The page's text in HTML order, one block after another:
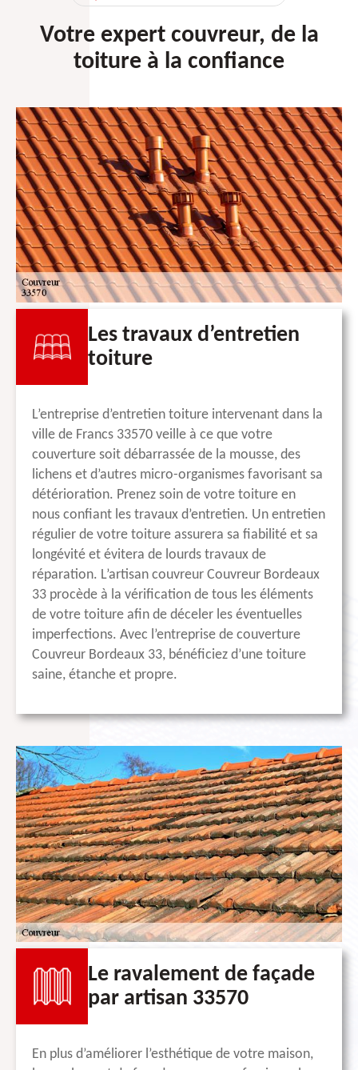
Votre expert couvreur, de la
toiture à la confiance
Les travaux d’entretien
toiture
L’entreprise d’entretien toiture intervenant dans la
ville de Francs 33570 veille à ce que votre
couverture soit débarrassée de la mousse, des
lichens et d’autres micro-organismes favorisant sa
détérioration. Prenez soin de votre toiture en
nous confiant les travaux d’entretien. Un entretien
régulier de votre toiture assurera sa fiabilité et sa
longévité et évitera de lourds travaux de
réparation. L’artisan couvreur Couvreur Bordeaux
33 procède à la vérification de tous les éléments
de votre toiture afin de déceler les éventuelles
imperfections. Avec l’entreprise de couverture
Couvreur Bordeaux 33, bénéficiez d’une toiture
saine, étanche et propre.
Le ravalement de façade
par artisan 33570
En plus d’améliorer l’esthétique de votre maison,